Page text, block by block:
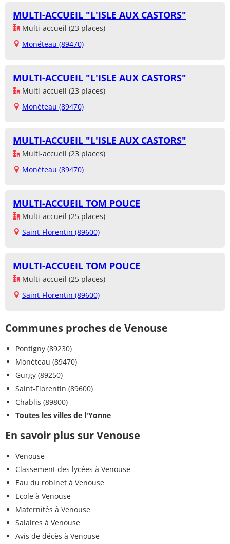
MULTI-ACCUEIL "L'ISLE AUX CASTORS"
Multi-accueil (23 places)
Monéteau (89470)
MULTI-ACCUEIL "L'ISLE AUX CASTORS"
Multi-accueil (23 places)
Monéteau (89470)
MULTI-ACCUEIL "L'ISLE AUX CASTORS"
Multi-accueil (23 places)
Monéteau (89470)
MULTI-ACCUEIL TOM POUCE
Multi-accueil (25 places)
Saint-Florentin (89600)
MULTI-ACCUEIL TOM POUCE
Multi-accueil (25 places)
Saint-Florentin (89600)
Communes proches de Venouse
Pontigny (89230)
Monéteau (89470)
Gurgy (89250)
Saint-Florentin (89600)
Chablis (89800)
Toutes les villes de l'Yonne
En savoir plus sur Venouse
Venouse
Classement des lycées à Venouse
Eau du robinet à Venouse
Ecole à Venouse
Maternités à Venouse
Salaires à Venouse
Avis de décès à Venouse